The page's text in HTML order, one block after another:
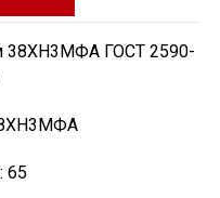
38ХН3МФА ГОСТ 2590-
65